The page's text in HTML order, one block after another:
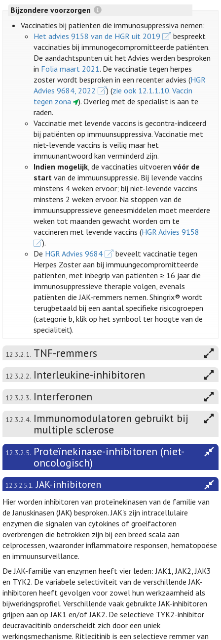
Bijzondere voorzorgen
Vaccinaties bij patiënten die immunosuppressiva nemen:
Het advies 9158 van de HGR uit 2019
bespreekt
vaccinaties bij immunogecompromitteerde patiënten.
De aandachtspunten uit het Advies werden besproken
in Folia maart 2021. De vaccinatie tegen herpes
zoster wordt besproken in een recenter advies (HGR
Advies 9684, 2022
) (zie ook 12.1.1.10. Vaccin
tegen zona
). Overleg met de specialist is aan te
raden.
Vaccinatie met levende vaccins is gecontra-indiceerd
bij patiënten op immuunsuppressiva. Vaccinatie met
niet-levende vaccins is veilig maar het
immuunantwoord kan verminderd zijn.
Indien mogelijk, de vaccinaties uitvoerenvóór de
start van de immuunsuppressie. Bij levende vaccins
minstens 4 weken ervoor; bij niet-levende vaccins
minstens 2 weken ervoor. Na stoppen van de
immuunsuppressieve geneesmiddelen moet meerdere
weken tot maanden gewacht worden om te
vaccineren met levende vaccins (HGR Advies 9158
).
De HGR Advies 9684
beveelt vaccinatie tegen
Herpes Zoster aan bij immuungecompromitteerde
patiënten, met inbegrip van patiënten ≥ 16 jaar die
immunosuppressieve therapie volgen, evenals
patiënten die JAK-remmers nemen. Shingrix® wordt
terugbetaald bij een aantal specifieke risicogroepen
(categorie b, klik op het symbool ter hoogte van de
specialiteit).
12.3.2.1. TNF-remmers
12.3.2.2. Interleukine-inhibitoren
12.3.2.3. Interferonen
12.3.2.4. Immunomodulatoren gebruikt bij
multiple sclerose
12.3.2.5. Proteïnekinase-inhibitoren (niet-
oncologisch)
12.3.2.5.1. JAK-inhibitoren
Hier worden inhibitoren van proteïnekinasen van de familie van
de Januskinasen (JAK) besproken. JAK's zijn intracellulaire
enzymen die signalen van cytokines of groeifactoren
overbrengen die betrokken zijn bij een breed scala aan
celprocessen, waaronder inflammatoire responsen, hematopoëse
en immuunsurveillance.
De JAK-familie van enzymen heeft vier leden: JAK1, JAK2, JAK3
en TYK2. De variabele selectiviteit van de verschillende JAK-
inhibitoren heeft gevolgen voor zowel hun werkzaamheid als
bijwerkingsprofiel. Verschillende vaak gebruikte JAK-inhibitoren
grijpen aan op JAK1 en/of JAK2. De selectieve TYK2-inhibitor
deucravacitinib onderscheidt zich door een uniek
werkingsmechanisme. Ritlecitinib is een selectieve remmer van